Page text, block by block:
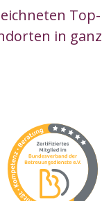
Top-
in ganz